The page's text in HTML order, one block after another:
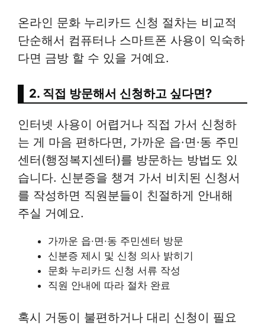
온라인 문화 누리카드 신청 절차는 비교적
단순해서 컴퓨터나 스마트폰 사용이 익숙하
다면 금방 할 수 있을 거예요.
2. 직접 방문해서 신청하고 싶다면?
인터넷 사용이 어렵거나 직접 가서 신청하
는 게 마음 편하다면, 가까운 읍·면·동 주민
센터(행정복지센터)를 방문하는 방법도 있
습니다. 신분증을 챙겨 가서 비치된 신청서
를 작성하면 직원분들이 친절하게 안내해
주실 거예요.
가까운 읍·면·동 주민센터 방문
신분증 제시 및 신청 의사 밝히기
문화 누리카드 신청 서류 작성
직원 안내에 따라 절차 완료
혹시 거동이 불편하거나 대리 신청이 필요